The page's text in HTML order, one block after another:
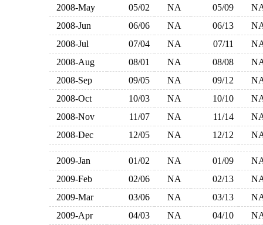
2008-May
05/02 NA 05/09
2008-Jun
06/06 NA 06/13
2008-Jul
07/04 NA 07/11
2008-Aug
08/01 NA 08/08
2008-Sep
09/05 NA 09/12
2008-Oct
10/03 NA 10/10
2008-Nov
11/07 NA 11/14
2008-Dec
12/05 NA 12/12
2009-Jan 01/02 NA 01/09
2009-Feb
02/06 NA 02/13
2009-Mar
03/06 NA 03/13
2009-Apr
04/03 NA 04/10